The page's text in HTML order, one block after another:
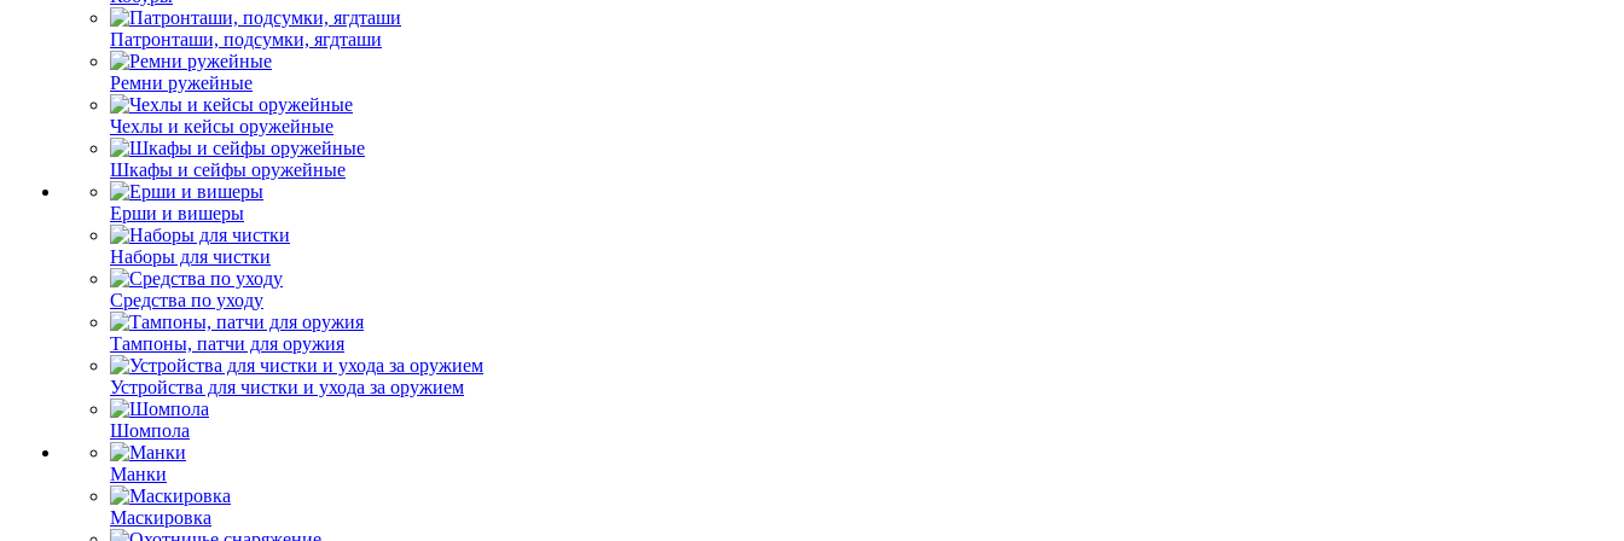
Патронташи, подсумки, ягдташи
Ремни ружейные
Чехлы и кейсы оружейные
Шкафы и сейфы оружейные
Ерши и вишеры
Наборы для чистки
Средства по уходу
Тампоны, патчи для оружия
Устройства для чистки и ухода за оружием
Шомпола
Манки
Маскировка